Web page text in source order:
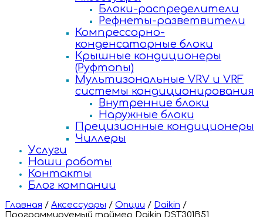
Блоки-распределители
Рефнеты-разветвители
Компрессорно-
конденсаторные блоки
Крышные кондиционеры
(Руфтопы)
Мультизональные VRV и VRF
системы кондиционирования
Внутренние блоки
Наружные блоки
Прецизионные кондиционеры
Чиллеры
Услуги
Наши работы
Контакты
Блог компании
Главная / Аксессуары / Опции / Daikin /
Программируемый таймер Daikin DST301B51